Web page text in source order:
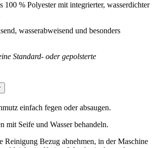
100 % Polyester mit integrierter, wasserdichter
wasserabweisend und besonders
Standard- oder gepolsterte
einfach fegen oder absaugen.
mit Seife und Wasser behandeln.
Reinigung Bezug abnehmen, in der Maschine